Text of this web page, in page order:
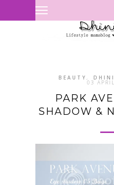
BEAUTY ,
03
PARK
SHADOW &